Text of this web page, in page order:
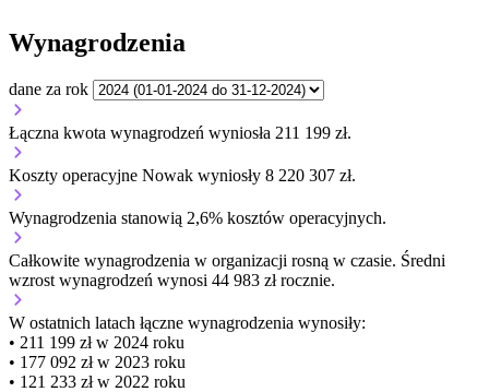
Wynagrodzenia
dane za rok
Łączna kwota wynagrodzeń wyniosła 211 199 zł.
Koszty operacyjne Nowak wyniosły 8 220 307 zł.
Wynagrodzenia stanowią 2,6% kosztów operacyjnych.
Całkowite wynagrodzenia w organizacji rosną w czasie. Średni
wzrost wynagrodzeń wynosi 44 983 zł rocznie.
W ostatnich latach łączne wynagrodzenia wynosiły:
• 211 199 zł w 2024 roku
• 177 092 zł w 2023 roku
• 121 233 zł w 2022 roku